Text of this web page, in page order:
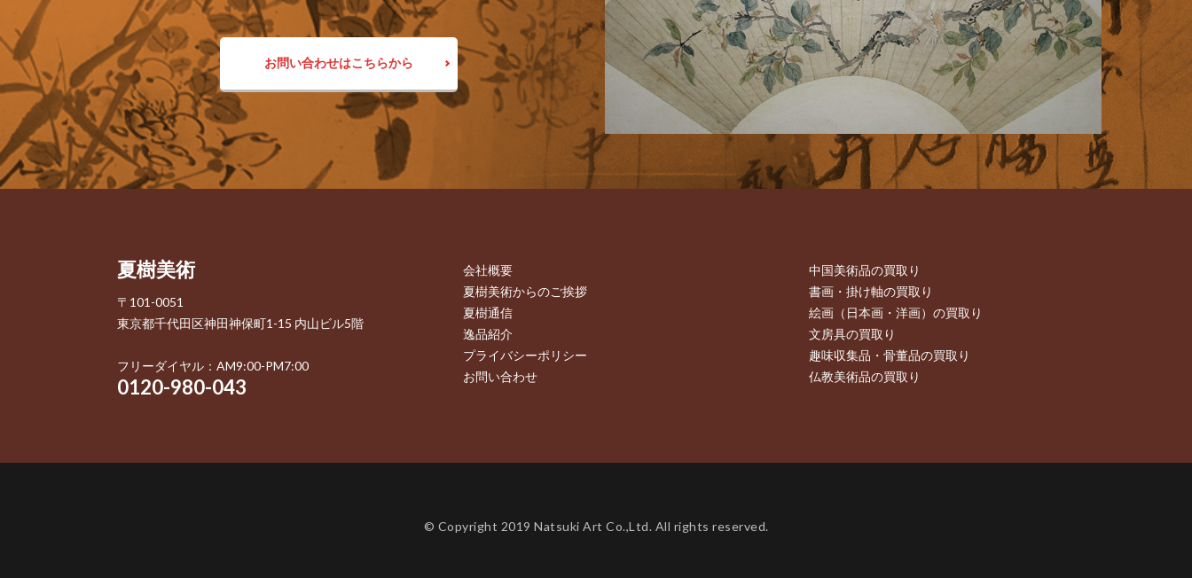
お問い合わせはこちらから
夏樹美術
〒101-0051
東京都千代田区神田神保町1-15 内山ビル5階
フリーダイヤル：AM9:00-PM7:00
0120-980-043
会社概要
夏樹美術からのご挨拶
夏樹通信
逸品紹介
プライバシーポリシー
お問い合わせ
中国美術品の買取り
書画・掛け軸の買取り
絵画（日本画・洋画）の買取り
文房具の買取り
趣味収集品・骨董品の買取り
仏教美術品の買取り
© Copyright 2019 Natsuki Art Co.,Ltd. All rights reserved.